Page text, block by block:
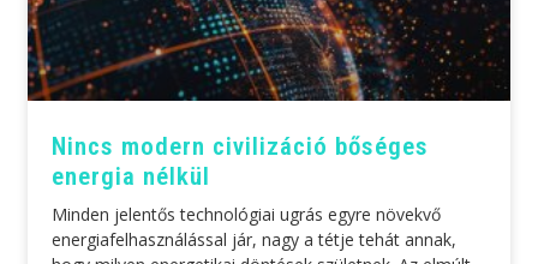
Nincs modern civilizáció bőséges
energia nélkül
Minden jelentős technológiai ugrás egyre növekvő
energiafelhasználással jár, nagy a tétje tehát annak,